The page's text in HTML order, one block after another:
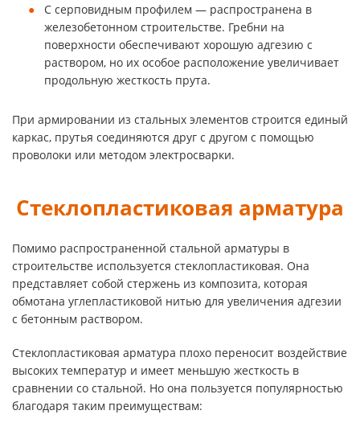
С серповидным профилем — распространена в
железобетонном строительстве. Гребни на
поверхности обеспечивают хорошую адгезию с
раствором, но их особое расположение увеличивает
продольную жесткость прута.
При армировании из стальных элементов строится единый
каркас, прутья соединяются друг с другом с помощью
проволоки или методом электросварки.
Стеклопластиковая арматура
Помимо распространенной стальной арматуры в
строительстве используется стеклопластиковая. Она
представляет собой стержень из композита, которая
обмотана углепластиковой нитью для увеличения адгезии
с бетонным раствором.
Стеклопластиковая арматура плохо переносит воздействие
высоких температур и имеет меньшую жесткость в
сравнении со стальной. Но она пользуется популярностью
благодаря таким преимуществам: